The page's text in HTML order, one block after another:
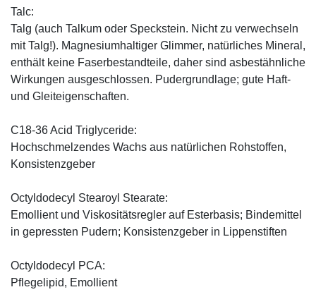
Talc:
Talg (auch Talkum oder Speckstein. Nicht zu verwechseln
mit Talg!). Magnesiumhaltiger Glimmer, natürliches Mineral,
enthält keine Faserbestandteile, daher sind asbestähnliche
Wirkungen ausgeschlossen. Pudergrundlage; gute Haft-
und Gleiteigenschaften.
C18-36 Acid Triglyceride:
Hochschmelzendes Wachs aus natürlichen Rohstoffen,
Konsistenzgeber
Octyldodecyl Stearoyl Stearate:
Emollient und Viskositätsregler auf Esterbasis; Bindemittel
in gepressten Pudern; Konsistenzgeber in Lippenstiften
Octyldodecyl PCA:
Pflegelipid, Emollient